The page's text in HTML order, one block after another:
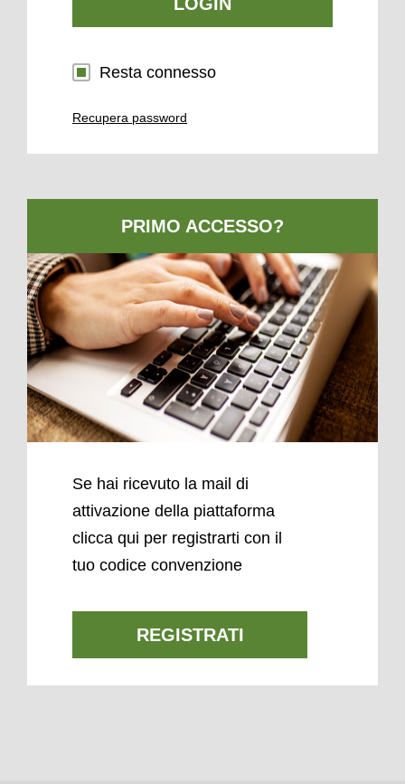
Resta connesso
Recupera password
Se hai ricevuto la mail di
attivazione della piattaforma
clicca qui per registrarti con il
tuo codice convenzione
REGISTRATI